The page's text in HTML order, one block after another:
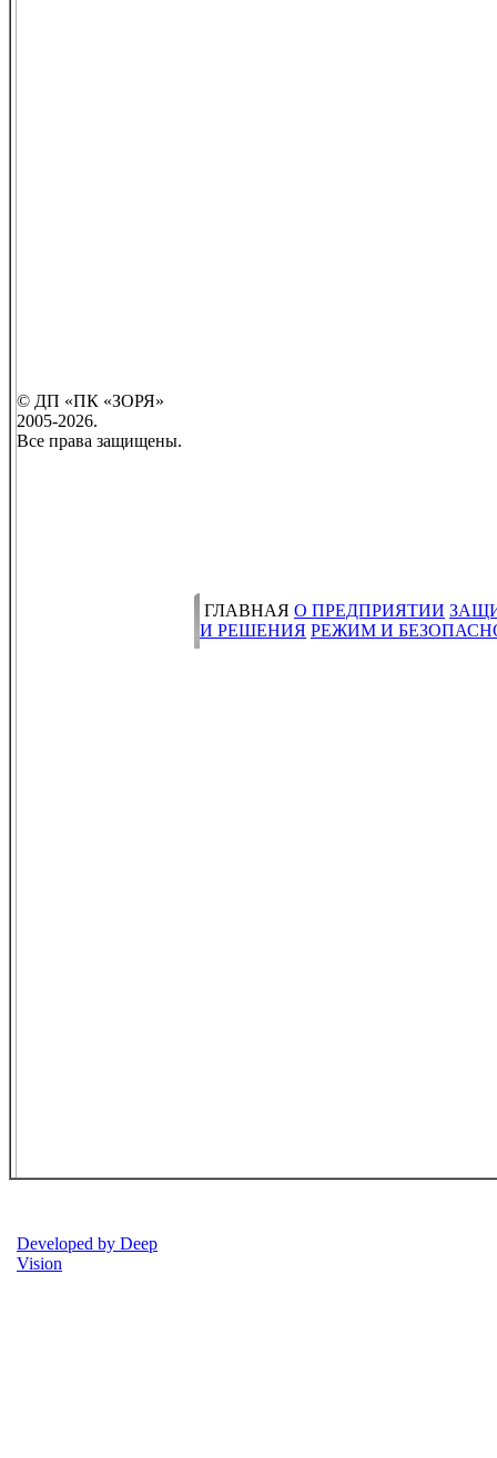
© ДП «ПК «ЗОРЯ»
2005-2026.
Все права защищены.
Developed by Deep
Vision
ГЛАВНАЯ О ПРЕДПРИЯТИИ
И РЕШЕНИЯ РЕЖИМ И